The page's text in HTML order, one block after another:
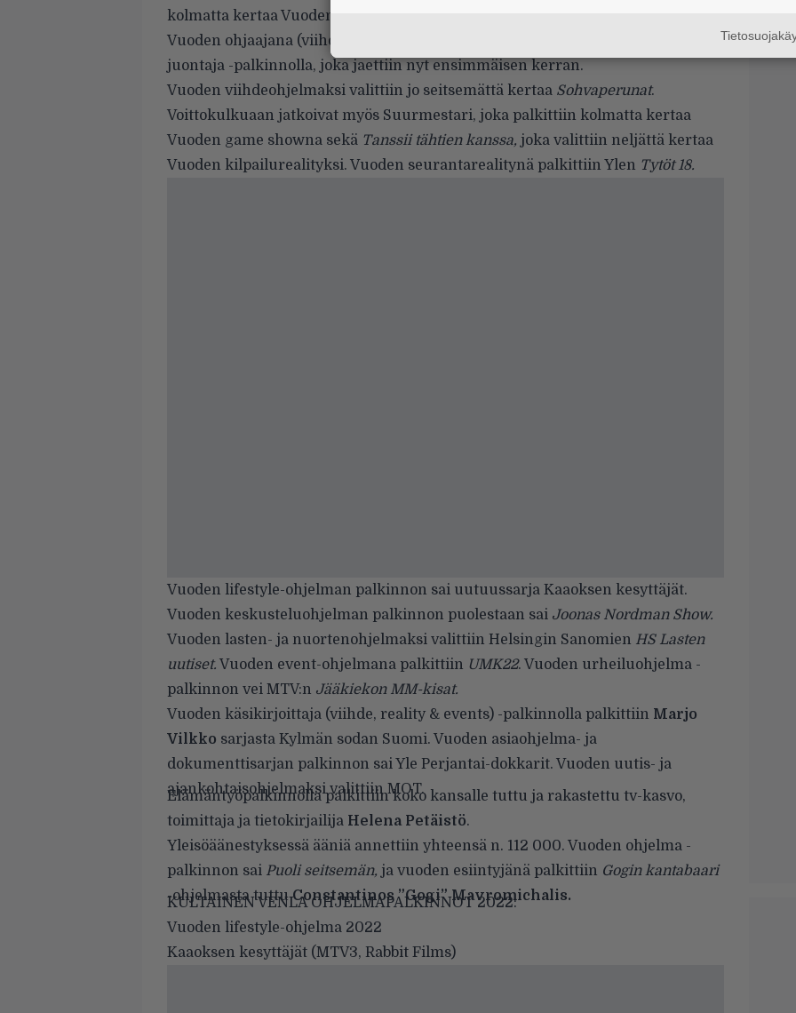
kolmatta kertaa Vuoden musiikkiviihteenä; lisäksi
Vuoden ohjaajana (viihde, reality & events) sekä
juontaja -palkinnolla, joka jaettiin nyt ensimmäisen kerran.
Vuoden viihdeohjelmaksi valittiin jo seitsemättä kertaa Sohvaperunat.
Voittokulkuaan jatkoivat myös Suurmestari, joka palkittiin kolmatta kertaa
Vuoden game showna sekä Tanssii tähtien kanssa, joka valittiin neljättä kertaa
Vuoden kilpailurealityksi. Vuoden seurantarealitynä palkittiin Ylen Tytöt 18.
Vuoden lifestyle-ohjelman palkinnon sai uutuussarja Kaaoksen kesyttäjät.
Vuoden keskusteluohjelman palkinnon puolestaan sai Joonas Nordman Show.
Vuoden lasten- ja nuortenohjelmaksi valittiin Helsingin Sanomien HS Lasten
uutiset. Vuoden event-ohjelmana palkittiin UMK22. Vuoden urheiluohjelma -
palkinnon vei MTV:n Jääkiekon MM-kisat.
Vuoden käsikirjoittaja (viihde, reality & events) -palkinnolla palkittiin Marjo
Vilkko sarjasta Kylmän sodan Suomi. Vuoden asiaohjelma- ja
dokumenttisarjan palkinnon sai Yle Perjantai-dokkarit. Vuoden uutis- ja
ajankohtaisohjelmaksi valittiin MOT.
Elämäntyöpalkinnolla palkittiin koko kansalle tuttu ja rakastettu tv-kasvo,
toimittaja ja tietokirjailija Helena Petäistö.
Yleisöäänestyksessä ääniä annettiin yhteensä n. 112 000. Vuoden ohjelma -
palkinnon sai Puoli seitsemän, ja vuoden esiintyjänä palkittiin Gogin kantabaari
-ohjelmasta tuttuConstantinos ”Gogi” Mavromichalis.
KULTAINEN VENLA OHJELMAPALKINNOT 2022:
Vuoden lifestyle-ohjelma 2022
Kaaoksen kesyttäjät (MTV3, Rabbit Films)